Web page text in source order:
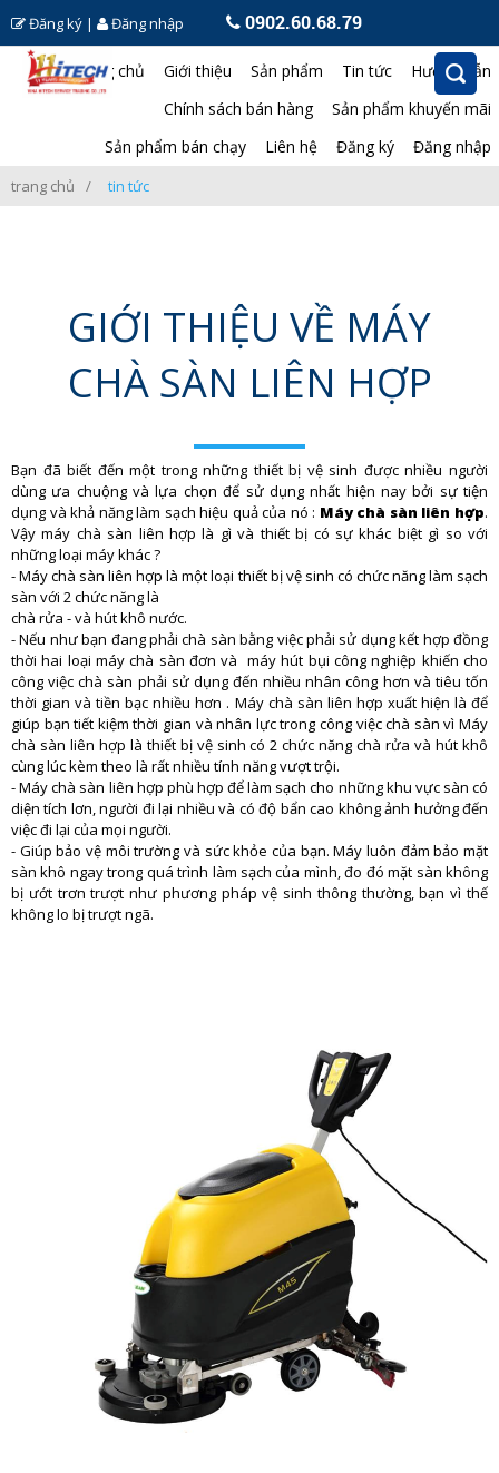
Đăng ký | Đăng nhập 0902.60.68.79
Trang chủ Giới thiệu Sản phẩm Tin tức
Hướng dẫn
Chính sách bán hàng
Sản phẩm khuyến mãi
Sản phẩm bán chạy
Liên hệ Đăng ký Đăng nhập
trang chủ tin tức
GIỚI THIỆU VỀ MÁY
CHÀ SÀN LIÊN HỢP
Bạn đã biết đến một trong những thiết bị vệ sinh được nhiều người
dùng ưa chuộng và lựa chọn để sử dụng nhất hiện nay bởi sự tiện
dụng và khả năng làm sạch hiệu quả của nó : Máy chà sàn liên hợp.
Vậy máy chà sàn liên hợp là gì và thiết bị có sự khác biệt gì so với
những loại máy khác ?
- Máy chà sàn liên hợp là một loại thiết bị vệ sinh có chức năng làm sạch
sàn với 2 chức năng là
chà rửa - và hút khô nước.
- Nếu như bạn đang phải chà sàn bằng việc phải sử dụng kết hợp đồng
thời hai loại máy chà sàn đơn và máy hút bụi công nghiệp khiến cho
công việc chà sàn phải sử dụng đến nhiều nhân công hơn và tiêu tốn
thời gian và tiền bạc nhiều hơn . Máy chà sàn liên hợp xuất hiện là để
giúp bạn tiết kiệm thời gian và nhân lực trong công việc chà sàn vì Máy
chà sàn liên hợp là thiết bị vệ sinh có 2 chức năng chà rửa và hút khô
cùng lúc kèm theo là rất nhiều tính năng vượt trội.
- Máy chà sàn liên hợp phù hợp để làm sạch cho những khu vực sàn có
diện tích lơn, người đi lại nhiều và có độ bẩn cao không ảnh hưởng đến
việc đi lại của mọi người.
- Giúp bảo vệ môi trường và sức khỏe của bạn. Máy luôn đảm bảo mặt
sàn khô ngay trong quá trình làm sạch của mình, đo đó mặt sàn không
bị ướt trơn trượt như phương pháp vệ sinh thông thường, bạn vì thế
không lo bị trượt ngã.